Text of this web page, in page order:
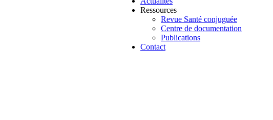
Ressources
Revue Santé conjuguée
Centre de documentation
Publications
Contact